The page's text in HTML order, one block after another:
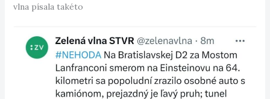
vlna písala takéto